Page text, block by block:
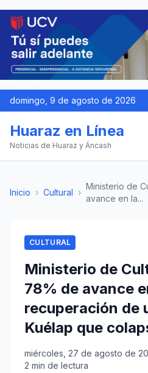
domingo, 9 de agosto de 2026
Huaraz en Línea
Noticias de Huaraz y Áncash
Inicio › Cultural ›
Ministerio de
avance en la...
CULTURAL
Ministerio de
78% de avance
recuperación de
Kuélap que
miércoles, 27 de agosto de
2 min de lectura